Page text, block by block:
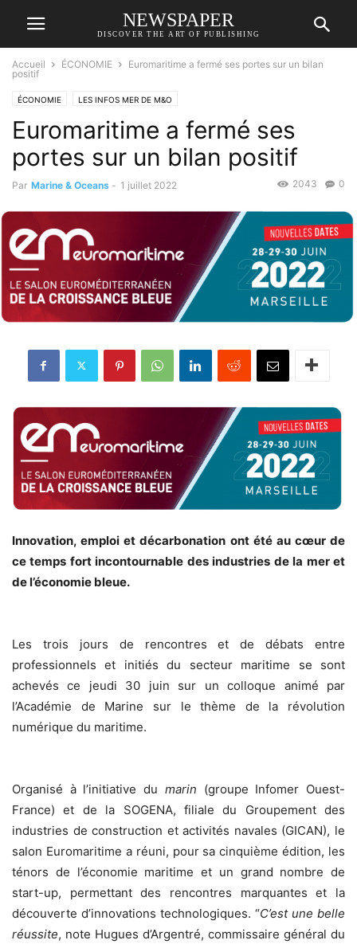
NEWSPAPER
DISCOVER THE ART OF PUBLISHING
Accueil ÉCONOMIE
Euromaritime a fermé ses portes sur un bilan
positif
ÉCONOMIE LES INFOS MER DE M&O
Euromaritime a fermé ses
portes sur un bilan positif
Par Marine & Oceans - 1 juillet 2022 0
2043
Innovation, emploi et décarbonation ont été au cœur de
ce temps fort incontournable des industries de la mer et
de l’économie bleue.
Les trois jours de rencontres et de débats entre
professionnels et initiés du secteur maritime se sont
achevés ce jeudi 30 juin sur un colloque animé par
l’Académie de Marine sur le thème de la révolution
numérique du maritime.
Organisé à l’initiative du marin (groupe Infomer Ouest-
France) et de la SOGENA, filiale du Groupement des
industries de construction et activités navales (GICAN), le
salon Euromaritime a réuni, pour sa cinquième édition, les
ténors de l’économie maritime et un grand nombre de
start-up, permettant des rencontres marquantes et la
découverte d’innovations technologiques. “C’est une belle
réussite, note Hugues d’Argentré, commissaire général du